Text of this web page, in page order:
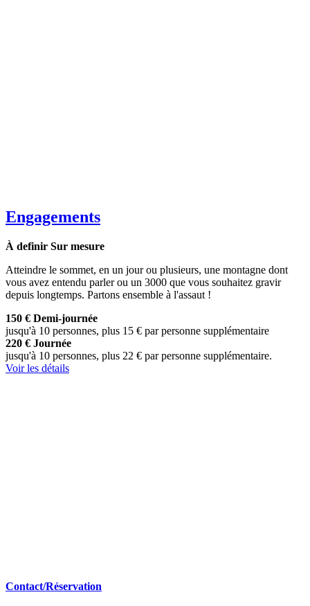
Engagements
À definir Sur mesure
Atteindre le sommet, en un jour ou plusieurs, une montagne dont
vous avez entendu parler ou un 3000 que vous souhaitez gravir
depuis longtemps. Partons ensemble à l'assaut !
150 € Demi-journée
jusqu'à 10 personnes, plus 15 € par personne supplémentaire
220 € Journée
jusqu'à 10 personnes, plus 22 € par personne supplémentaire.
Voir les détails
Contact/Réservation